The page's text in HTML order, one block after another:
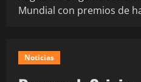
Mundial con premios de
Noticias